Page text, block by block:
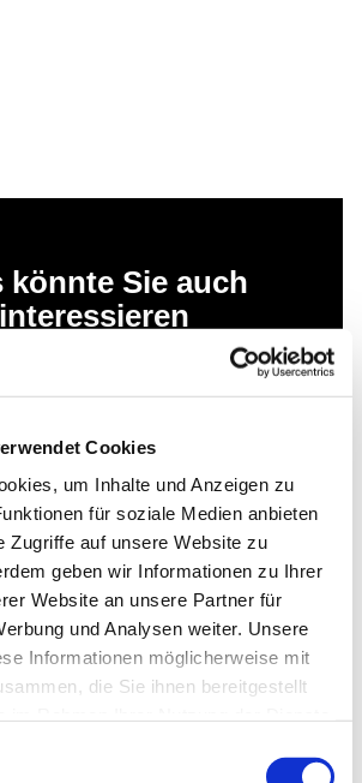
Cookies
um Inhalte und Anzeigen zu
für soziale Medien anbieten
Zugriffe auf unsere Website zu
geben wir Informationen zu Ihrer
Website an unsere Partner für
und Analysen weiter. Unsere
Informationen möglicherweise mit
die Sie ihnen bereitgestellt
könnte Sie auch
interessieren